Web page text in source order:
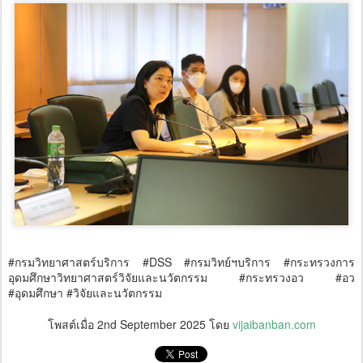
#กรมวิทยาศาสตร์บริการ #DSS #กรมวิทย์ฯบริการ #กระทรวงการ
อุดมศึกษาวิทยาศาสตร์วิจัยและนวัตกรรม #กระทรวงอว #อว
#อุดมศึกษา #วิจัยและนวัตกรรม
โพสต์เมื่อ 2nd September 2025โดย vijaibanban.com